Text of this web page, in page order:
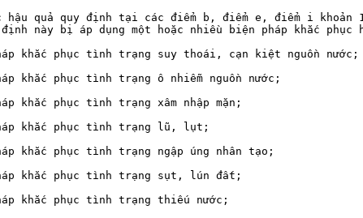
hậu quả quy định tại các điểm b, điểm e, điểm i
này bị áp dụng một hoặc nhiều biện pháp khắc phục
khắc phục tình trạng suy thoái, cạn kiệt nguồn nước;
khắc phục tình trạng ô nhiễm nguồn nước;
khắc phục tình trạng xâm nhập mặn;
khắc phục tình trạng lũ, lụt;
khắc phục tình trạng ngập úng nhân tạo;
khắc phục tình trạng sụt, lún đất;
khắc phục tình trạng thiếu nước;